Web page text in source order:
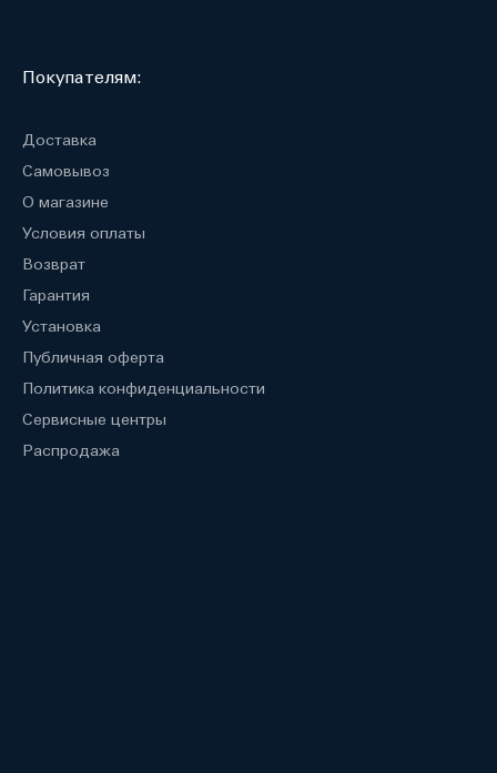
Покупателям:
Доставка
Самовывоз
О магазине
Условия оплаты
Возврат
Гарантия
Установка
Публичная оферта
Политика конфиденциальности
Сервисные центры
Распродажа